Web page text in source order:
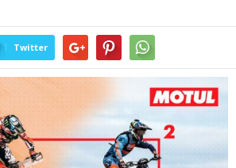
Twitter